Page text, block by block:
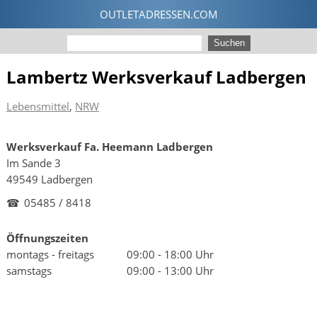
Lambertz Werksverkauf Ladbergen
Lebensmittel, NRW
Werksverkauf Fa. Heemann Ladbergen
Im Sande 3
49549 Ladbergen
☎ 05485 / 8418
Öffnungszeiten
montags - freitags
09:00 - 18:00 Uhr
samstags
09:00 - 13:00 Uhr